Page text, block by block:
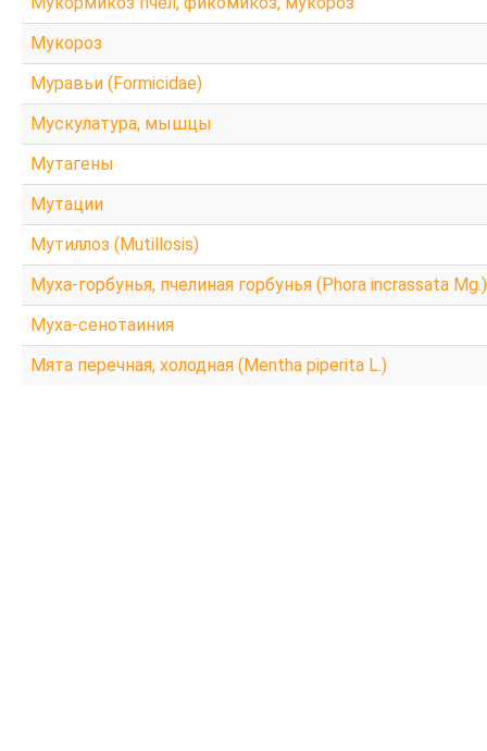
Мукороз
Муравьи (Formicidae)
Мускулатура, мышцы
Мутагены
Мутации
Мутиллоз (Mutillosis)
Муха-горбунья, пчелиная горбунья (Phora incrassata Mg.)
Муха-сенотаиния
Мята перечная, холодная (Mentha piperita L.)